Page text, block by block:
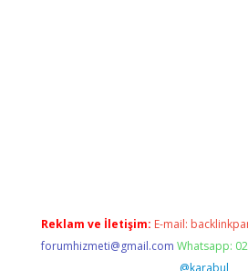
Reklam ve İletişim: E-mail:
forumhizmeti@gmail.com Whatsapp:
@karabul